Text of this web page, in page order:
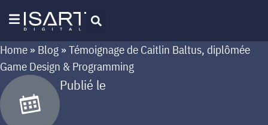
Home » Blog »Témoignage de Caitlin Baltus, diplômée
Game Design & Programming
Publié le